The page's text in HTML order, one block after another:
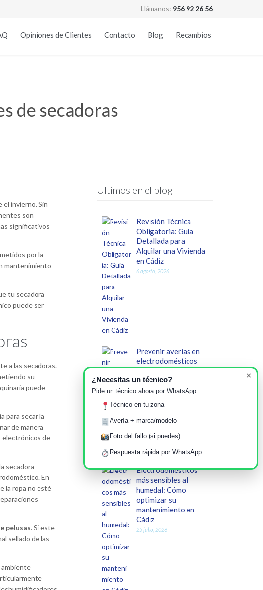
Llámanos: 956 92 26 56
Opiniones de Clientes Contacto Blog Recambios
de secadoras
el invierno. Sin
son
significativos
por la
mantenimiento
tu secadora
puede ser
a las secadoras.
su
puede
para secar la
de manera
electrónicos de
secadora
En
la ropa no esté
pelusas. Si este
sellado de las
ambiente
Ultimos en el blog
Revisión Técnica
Obligatoria: Guía
Detallada para
Alquilar una Vivienda
en Cádiz
6 agosto, 2026
Prevenir averías en
electrodomésticos
durante olas de calor
en Cádiz
31 julio, 2026
Electrodomésticos
más sensibles al
humedal: Cómo
optimizar su
mantenimiento en
Cádiz
25 julio, 2026
×
¿Necesitas un técnico?
Pide un técnico ahora por WhatsApp:
Técnico en tu zona
Avería + marca/modelo
Foto del fallo (si puedes)
Respuesta rápida por WhatsApp